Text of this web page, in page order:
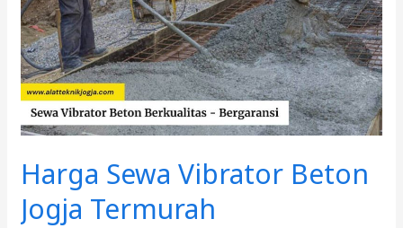
Harga Sewa Vibrator Beton
Jogja Termurah
Beton
Jogja
Termurah